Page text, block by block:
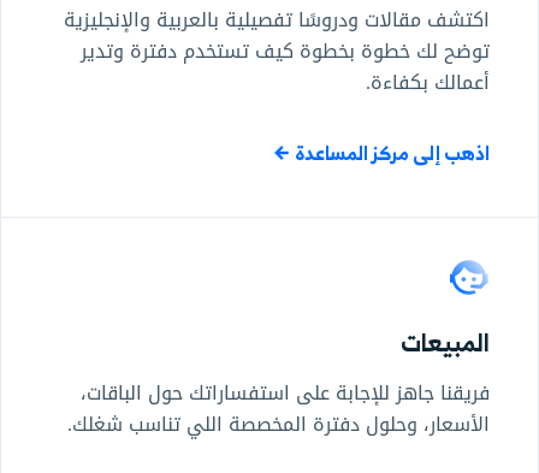
اكتشف مقالات ودروسًا تفصيلية بالعربية والإنجليزية
توضح لك خطوة بخطوة كيف تستخدم دفترة وتدير
أعمالك بكفاءة.
اذهب إلى مركز المساعدة
المبيعات
فريقنا جاهز للإجابة على استفساراتك حول الباقات،
الأسعار، وحلول دفترة المخصصة اللي تناسب شغلك.